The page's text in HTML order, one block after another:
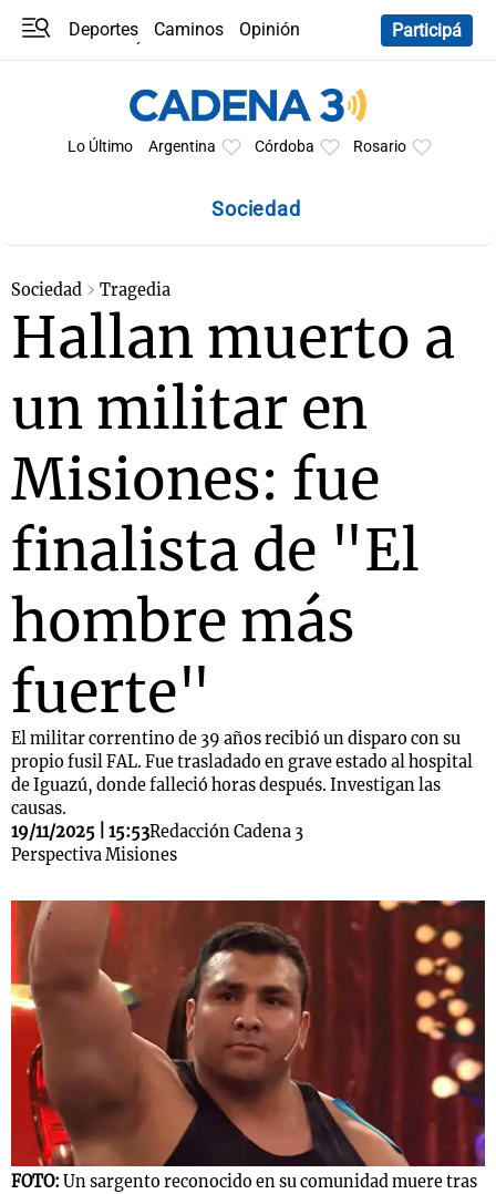
Deportes Caminos
Opinión
Participá
Lo Último Argentina Córdoba Rosario
Sociedad
Sociedad Tragedia
Hallan muerto a
un militar en
Misiones: fue
finalista de "El
hombre más
fuerte"
El militar correntino de 39 años recibió un disparo con su
propio fusil FAL. Fue trasladado en grave estado al hospital
de Iguazú, donde falleció horas después. Investigan las
causas.
19/11/2025 | 15:53Redacción Cadena 3
Perspectiva Misiones
FOTO: Un sargento reconocido en su comunidad muere tras
Notas
Mundial 2026
Notas
La Sole en
Cadena 3